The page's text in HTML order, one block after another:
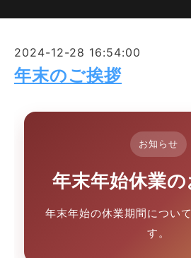
2024-12-28 16:54:00
年末のご挨拶
お知らせ
年末年始休業
年末年始の休業期間につい
す。